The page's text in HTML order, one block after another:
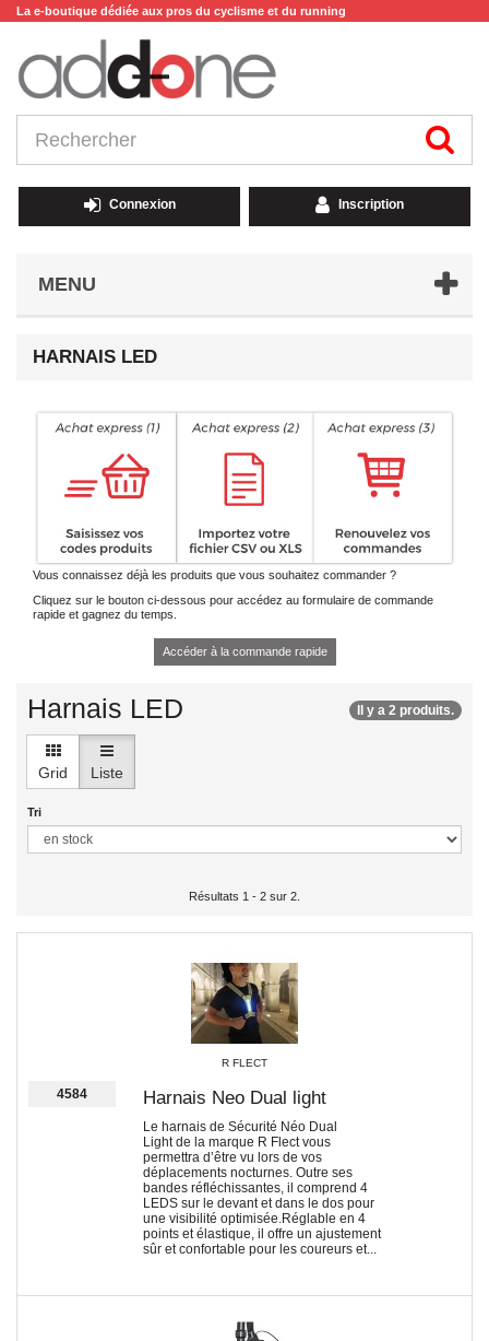
La e-boutique dédiée aux pros du cyclisme et du running
Connexion Inscription
MENU
HARNAIS LED
Vous connaissez déjà les produits que vous souhaitez commander ?
Cliquez sur le bouton ci-dessous pour accédez au formulaire de commande
rapide et gagnez du temps.
Accéder à la commande rapide
Harnais LED Il y a 2 produits.
Grid Liste
Tri
Résultats 1 - 2 sur 2.
R FLECT
4584 Harnais Neo Dual light
Le harnais de Sécurité Néo Dual
Light de la marque R Flect vous
permettra d’être vu lors de vos
déplacements nocturnes. Outre ses
bandes réfléchissantes, il comprend 4
LEDS sur le devant et dans le dos pour
une visibilité optimisée.Réglable en 4
points et élastique, il offre un ajustement
sûr et confortable pour les coureurs et...